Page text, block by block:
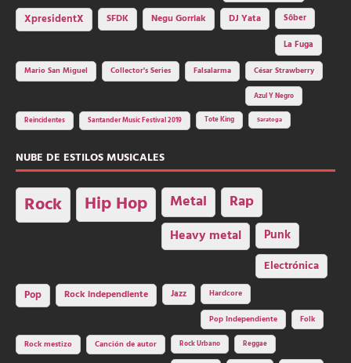
XpresidentX SFDK Negu Gorriak DJ Yata
Sôber
La Fuga
Mario San Miguel
Collector's Series Falsalarma César Strawberry
Azul Y Negro
Reincidentes Santander Music Festival 2019 Tote King Saratoga
NUBE DE ESTILOS MUSICALES
Rock Hip Hop Metal Rap
Heavy metal Punk
Electrónica
Pop Rock independiente Jazz Hardcore
Pop Independiente Folk
Rock mestizo Canción de autor Rock Urbano Reggae